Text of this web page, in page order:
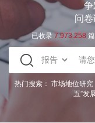
争
问
已收录 7.973.258
热门搜索： 市场地位研究
五”发